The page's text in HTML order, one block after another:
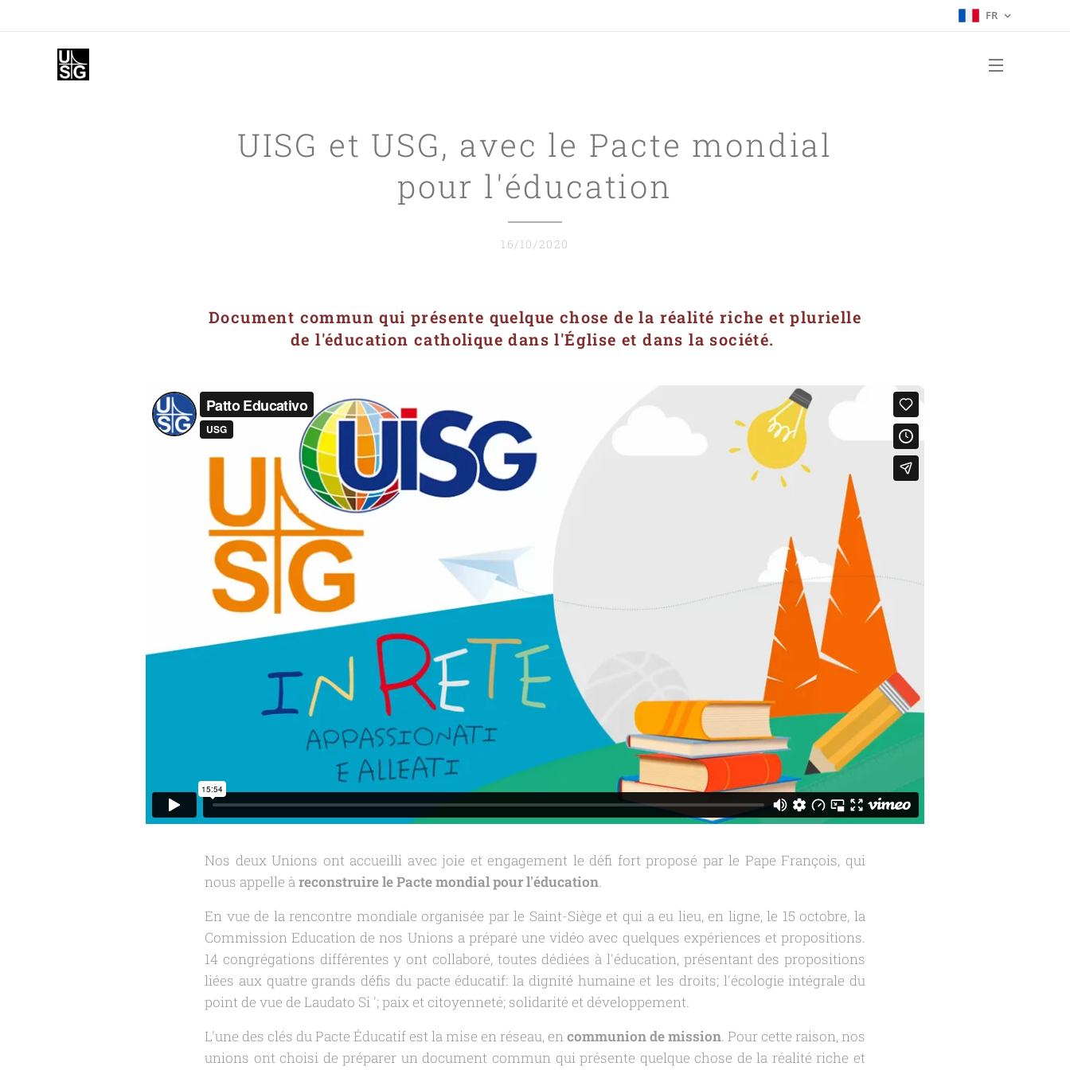
FR
UISG et USG, avec le Pacte mondial
pour l'éducation
16/10/2020
Document commun qui présente quelque chose de la réalité riche et plurielle
de l'éducation catholique dans l'Église et dans la société.
Nos deux Unions ont accueilli avec joie et engagement le défi fort proposé par le Pape François, qui
nous appelle àreconstruire le Pacte mondial pour l'éducation.
En vue de la rencontre mondiale organisée par le Saint-Siège et qui a eu lieu, en ligne, le 15 octobre, la
Commission Education de nos Unions a préparé une vidéo avec quelques expériences et propositions.
14 congrégations différentes y ont collaboré, toutes dédiées à l'éducation, présentant des propositions
liées aux quatre grands défis du pacte éducatif: la dignité humaine et les droits; l'écologie intégrale du
point de vue de Laudato Si ';paix et citoyenneté; solidarité et développement.
L'une des clés du Pacte Éducatif est la mise en réseau, encommunion de mission. Pour cette raison, nos
unions ont choisi de préparer un document commun qui présente quelque chose de la réalité riche et